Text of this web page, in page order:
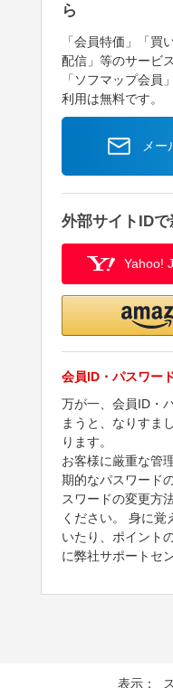
ら
「会員特価」「買
配信」等のサービ
「ソフマップ会員
利用は無料です。
メ
外部サイトID
Yahoo!
会員ID・パスワー
万が一、会員ID・
まうと、なりすま
ります。
お客様に厳重な管
期的なパスワード
スワードの変更方
ください。 身に覚
いたり、ポイント
に弊社サポートセ
表示：